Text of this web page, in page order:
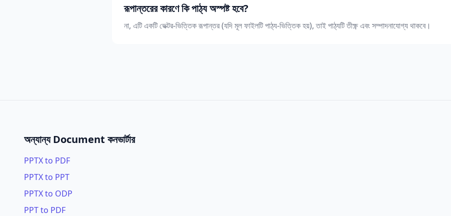
রূপান্তরের কারণে কি পাঠ্য অস্পষ্ট হবে?
না, এটি একটি ভেক্টর-ভিত্তিক রূপান্তর (যদি মূল ফাইলটি পাঠ্য-ভিত্তিক হয়), তাই পাঠ্যটি তীক্ষ্ণ এবং সম্পাদনাযোগ্য থাকবে।
অন্যান্য Document কনভার্টার
PPTX to PDF
PPTX to PPT
PPTX to ODP
PPT to PDF